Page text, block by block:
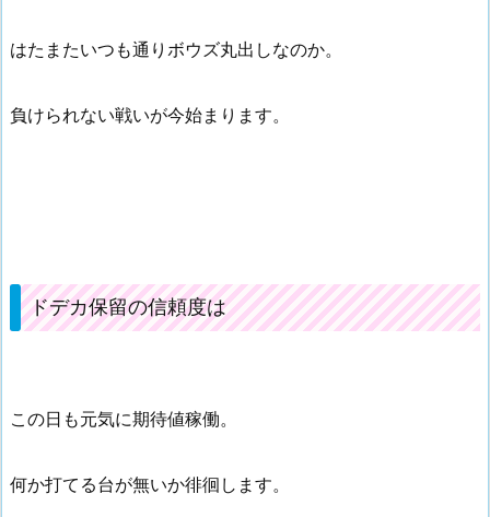
はたまたいつも通りボウズ丸出しなのか。
負けられない戦いが今始まります。
ドデカ保留の信頼度は
この日も元気に期待値稼働。
何か打てる台が無いか徘徊します。